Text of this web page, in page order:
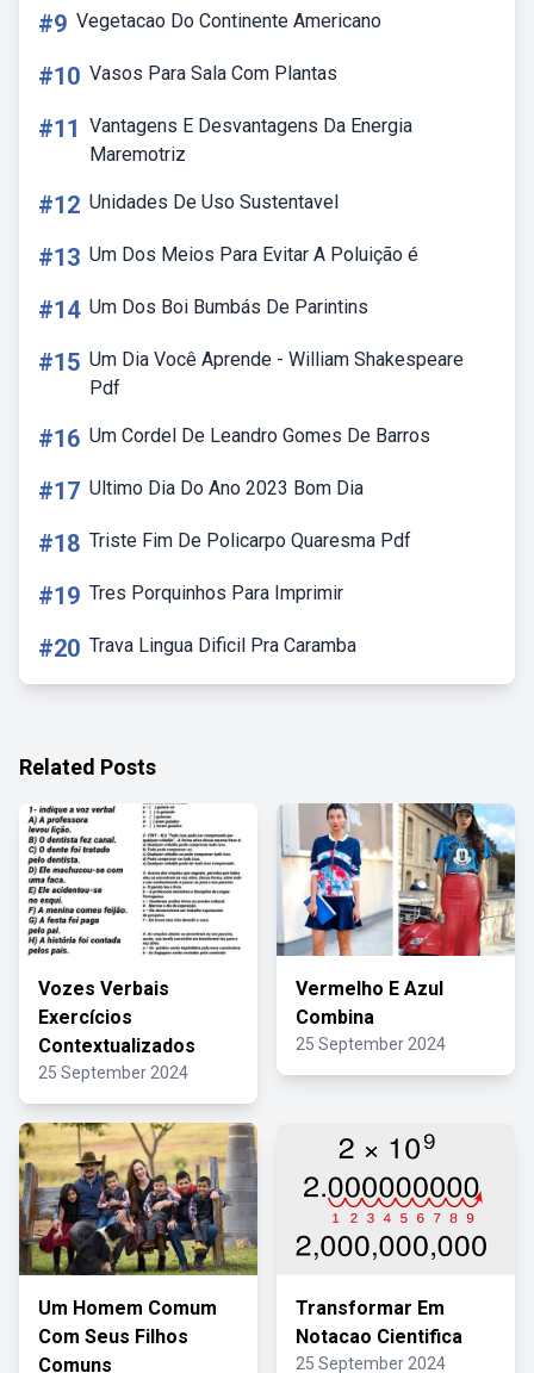
#9 Vegetacao Do Continente Americano
#10 Vasos Para Sala Com Plantas
#11 Vantagens E Desvantagens Da Energia
Maremotriz
#12 Unidades De Uso Sustentavel
#13 Um Dos Meios Para Evitar A Poluição é
#14 Um Dos Boi Bumbás De Parintins
#15 Um Dia Você Aprende - William Shakespeare
Pdf
#16 Um Cordel De Leandro Gomes De Barros
#17 Ultimo Dia Do Ano 2023 Bom Dia
#18 Triste Fim De Policarpo Quaresma Pdf
#19 Tres Porquinhos Para Imprimir
#20 Trava Lingua Dificil Pra Caramba
Related Posts
Vozes Verbais
Exercícios
Contextualizados
25 September 2024
Vermelho E Azul
Combina
25 September 2024
Um Homem Comum
Com Seus Filhos
Comuns
Transformar Em
Notacao Cientifica
25 September 2024